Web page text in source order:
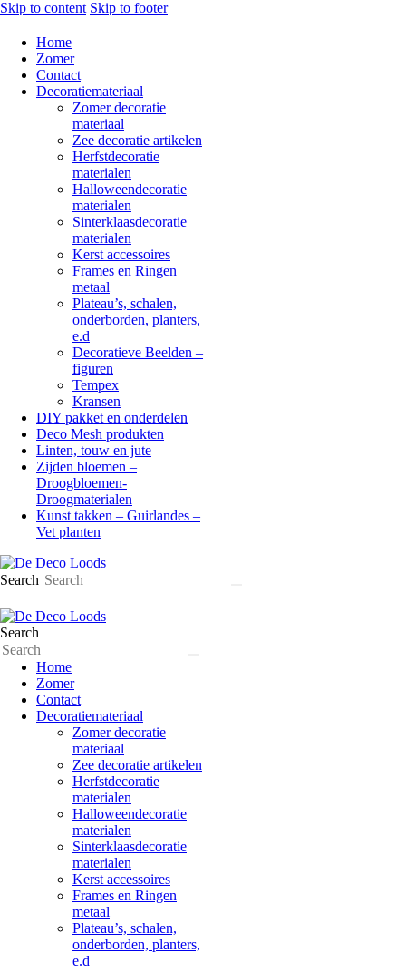
Skip to content Skip to footer
Home
Zomer
Contact
Decoratiemateriaal
Zomer decoratie
materiaal
Zee decoratie artikelen
Herfstdecoratie
materialen
Halloweendecoratie
materialen
Sinterklaasdecoratie
materialen
Kerst accessoires
Frames en Ringen
metaal
Plateau’s, schalen,
onderborden, planters,
e.d
Decoratieve Beelden –
figuren
Tempex
Kransen
DIY pakket en onderdelen
Deco Mesh produkten
Linten, touw en jute
Zijden bloemen –
Droogbloemen-
Droogmaterialen
Kunst takken – Guirlandes –
Vet planten
Search
Search
Home
Zomer
Contact
Decoratiemateriaal
Zomer decoratie
materiaal
Zee decoratie artikelen
Herfstdecoratie
materialen
Halloweendecoratie
materialen
Sinterklaasdecoratie
materialen
Kerst accessoires
Frames en Ringen
metaal
Plateau’s, schalen,
onderborden, planters,
e.d